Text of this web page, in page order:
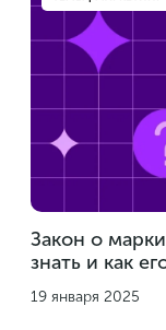
Закон о
знать и как
19 января 2025